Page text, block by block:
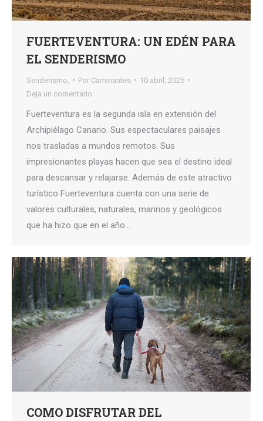
FUERTEVENTURA: UN EDÉN PARA
EL SENDERISMO
Senderismo, Por Caminantes
10 abril, 2025
Deja un comentario
Fuerteventura es la segunda isla en extensión del
Archipiélago Canario. Sus espectaculares paisajes
nos trasladas a mundos remotos. Sus
impresionantes playas hacen que sea el destino ideal
para descansar y relajarse. Además de este atractivo
turístico Fuerteventura cuenta con una serie de
valores culturales, naturales, marinos y geológicos
que ha hizo que en el año…
COMO DISFRUTAR DEL